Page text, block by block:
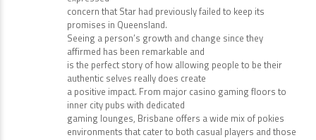
concern that Star had previously failed to keep its
promises in Queensland.
Seeing a person’s growth and change since they
affirmed has been remarkable and
is the perfect story of how allowing people to be their
authentic selves really does create
a positive impact. From major casino gaming floors to
inner city pubs with dedicated
gaming lounges, Brisbane offers a wide mix of pokies
environments that cater to both casual players and those